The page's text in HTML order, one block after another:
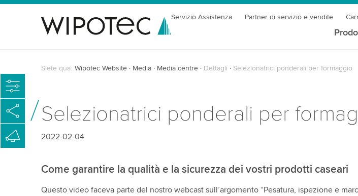
Servizio Assistenza Partner di servizio e vendite
Siete qua: Wipotec Website Media Media centre Dettagli Selezionatrici ponderali per formaggio
Selezionatrici ponderali per
2022-02-04
Come garantire la qualità e la sicurezza dei vostri prodotti caseari
Questo video faceva parte del nostro webcast sull’argomento “Pesatura, ispezione e